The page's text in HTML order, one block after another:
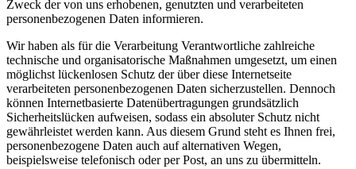
Zweck der von uns erhobenen, genutzten und verarbeiteten
personenbezogenen Daten informieren.
Wir haben als für die Verarbeitung Verantwortliche zahlreiche
technische und organisatorische Maßnahmen umgesetzt, um einen
möglichst lückenlosen Schutz der über diese Internetseite
verarbeiteten personenbezogenen Daten sicherzustellen. Dennoch
können Internetbasierte Datenübertragungen grundsätzlich
Sicherheitslücken aufweisen, sodass ein absoluter Schutz nicht
gewährleistet werden kann. Aus diesem Grund steht es Ihnen frei,
personenbezogene Daten auch auf alternativen Wegen,
beispielsweise telefonisch oder per Post, an uns zu übermitteln.